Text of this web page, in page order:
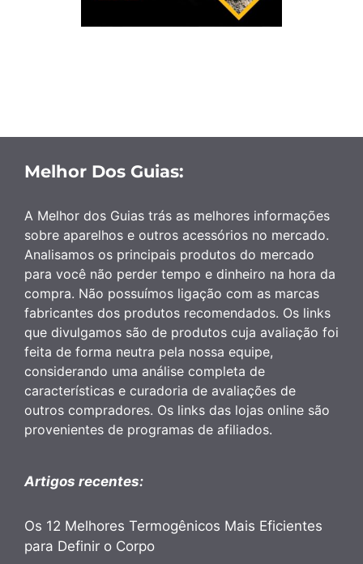
Melhor Dos Guias:
A Melhor dos Guias trás as melhores informações
sobre aparelhos e outros acessórios no mercado.
Analisamos os principais produtos do mercado
para você não perder tempo e dinheiro na hora da
compra. Não possuímos ligação com as marcas
fabricantes dos produtos recomendados. Os links
que divulgamos são de produtos cuja avaliação foi
feita de forma neutra pela nossa equipe,
considerando uma análise completa de
características e curadoria de avaliações de
outros compradores. Os links das lojas online são
provenientes de programas de afiliados.
Artigos recentes:
Os 12 Melhores Termogênicos Mais Eficientes
para Definir o Corpo